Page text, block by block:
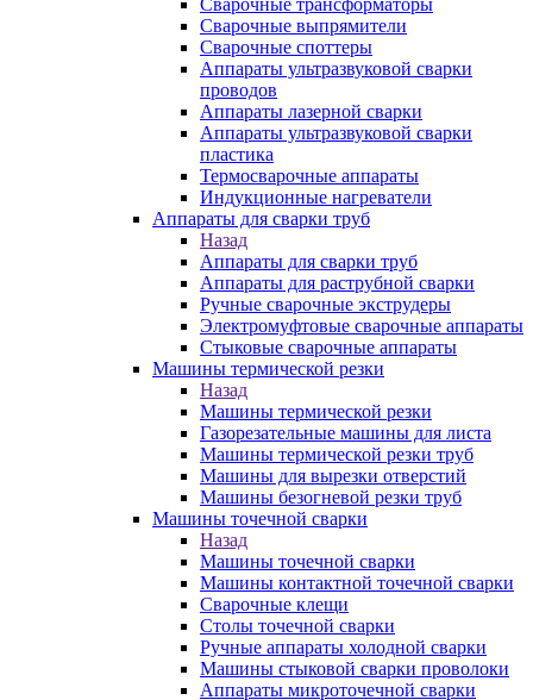
Сварочные трансформаторы
Сварочные выпрямители
Сварочные споттеры
Аппараты ультразвуковой сварки
проводов
Аппараты лазерной сварки
Аппараты ультразвуковой сварки
пластика
Термосварочные аппараты
Индукционные нагреватели
Аппараты для сварки труб
Назад
Аппараты для сварки труб
Аппараты для раструбной сварки
Ручные сварочные экструдеры
Электромуфтовые сварочные аппараты
Стыковые сварочные аппараты
Машины термической резки
Назад
Машины термической резки
Газорезательные машины для листа
Машины термической резки труб
Машины для вырезки отверстий
Машины безогневой резки труб
Машины точечной сварки
Назад
Машины точечной сварки
Машины контактной точечной сварки
Сварочные клещи
Столы точечной сварки
Ручные аппараты холодной сварки
Машины стыковой сварки проволоки
Аппараты микроточечной сварки